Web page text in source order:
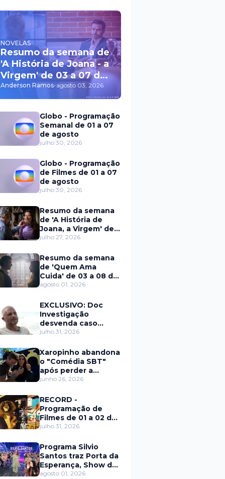
NOVELAS
Resumo da semana de
'A História de Joana - a
Virgem' de 03 a 07 de
agosto
Anderson Ramos-agosto 03, 2026
Globo - Programação
Semanal de 01 a 07
de agosto
julho 30, 2026
Globo - Programação
de Filmes de 01 a 07
de agosto
julho 30, 2026
Resumo da semana
de 'A História de
Joana, a Virgem' de
27 a 31 de julho
julho 27, 2026
Resumo da semana
de 'Quem Ama
Cuida' de 03 a 08 de
agosto
agosto 01, 2026
EXCLUSIVO: Doc
Investigação
desvenda caso
Eduardo Martins e
trás de fraude
internacional
julho 31, 2026
Xaropinho abandona
o "Comédia SBT"
após perder a
paciência com Sarro
junho 26, 2026
RECORD -
Programação de
Filmes de 01 a 02 de
agosto
julho 31, 2026
Programa Silvio
Santos traz Porta da
Esperança, Show de
Calouros e Qual é a
agosto 01, 2026